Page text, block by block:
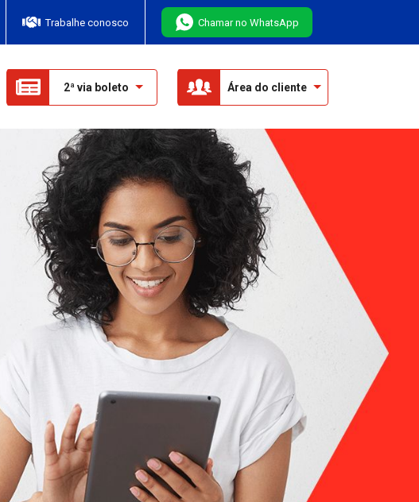
Trabalhe conosco Chamar no WhatsApp
2ª via boleto Área do cliente